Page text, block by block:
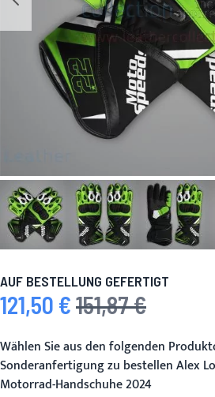
AUF BESTELLUNG GEFERTIGT
Sonderpreis
121,50 € Regulärer Preis
151,87 €
Wählen Sie aus den folgenden
Sonderanfertigung zu bestellen Alex
Motorrad-Handschuhe 2024